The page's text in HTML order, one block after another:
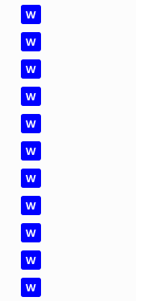
W
W
W
W
W
W
W
W
W
W
W